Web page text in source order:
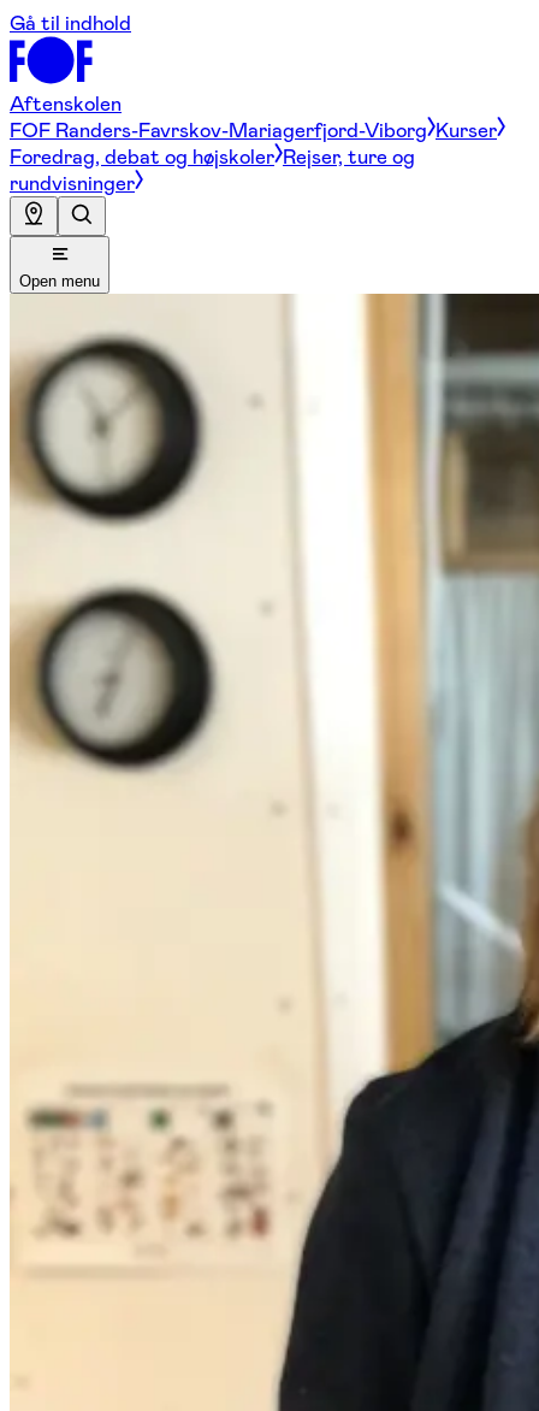
Gå til indhold
Aftenskolen
FOF Randers-Favrskov-Mariagerfjord-Viborg Kurser
Foredrag, debat og højskoler Rejser, ture og
rundvisninger
Open menu